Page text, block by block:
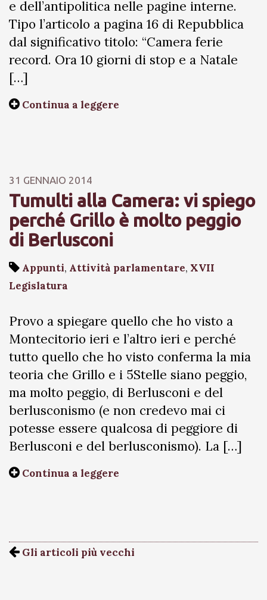
e dell’antipolitica nelle pagine interne.
Tipo l’articolo a pagina 16 di Repubblica
dal significativo titolo: “Camera ferie
record. Ora 10 giorni di stop e a Natale
[…]
Continua a leggere
31 GENNAIO 2014
Tumulti alla Camera: vi spiego
perché Grillo è molto peggio
di Berlusconi
Appunti, Attività parlamentare, XVII
Legislatura
Provo a spiegare quello che ho visto a
Montecitorio ieri e l’altro ieri e perché
tutto quello che ho visto conferma la mia
teoria che Grillo e i 5Stelle siano peggio,
ma molto peggio, di Berlusconi e del
berlusconismo (e non credevo mai ci
potesse essere qualcosa di peggiore di
Berlusconi e del berlusconismo). La […]
Continua a leggere
Gli articoli più vecchi